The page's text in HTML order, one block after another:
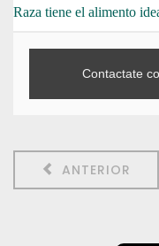
Raza tiene el alimento
Contactate
ANTERIOR